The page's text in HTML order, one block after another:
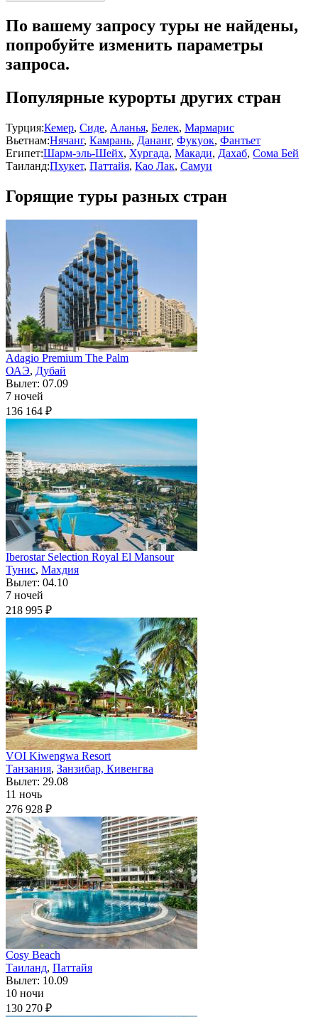
По вашему запросу туры не найдены,
попробуйте изменить параметры
запроса.
Популярные курорты других стран
Турция:Кемер, Сиде, Аланья, Белек, Мармарис
Вьетнам:Нячанг, Камрань, Дананг, Фукуок, Фантьет
Египет:Шарм-эль-Шейх, Хургада, Макади, Дахаб, Сома Бей
Таиланд:Пхукет, Паттайя, Као Лак, Самуи
Горящие туры разных стран
Adagio Premium The Palm
ОАЭ, Дубай
Вылет: 07.09
7 ночей
136 164 ₽
Iberostar Selection Royal El Mansour
Тунис, Махдия
Вылет: 04.10
7 ночей
218 995 ₽
VOI Kiwengwa Resort
Танзания, Занзибар, Кивенгва
Вылет: 29.08
11 ночь
276 928 ₽
Cosy Beach
Таиланд, Паттайя
Вылет: 10.09
10 ночи
130 270 ₽